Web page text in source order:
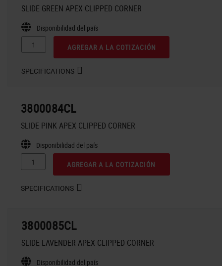
SLIDE GREEN APEX CLIPPED CORNER
Disponibilidad del país
AGREGAR A LA COTIZACIÓN
SPECIFICATIONS
3800084CL
SLIDE PINK APEX CLIPPED CORNER
Disponibilidad del país
AGREGAR A LA COTIZACIÓN
SPECIFICATIONS
3800085CL
SLIDE LAVENDER APEX CLIPPED CORNER
Disponibilidad del país